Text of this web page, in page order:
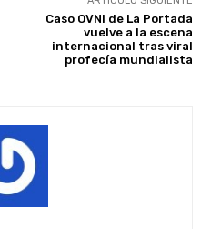
Caso OVNI de La Portada
vuelve a la escena
internacional tras viral
profecía mundialista